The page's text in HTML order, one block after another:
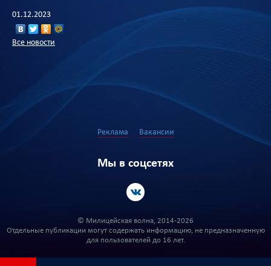
01.12.2023
Все новости
Реклама Вакансии
Мы в соцсетях
© Милицейская волна, 2014-2026
Отдельные публикации могут содержать информацию, не предназначенную
для пользователей до 16 лет.